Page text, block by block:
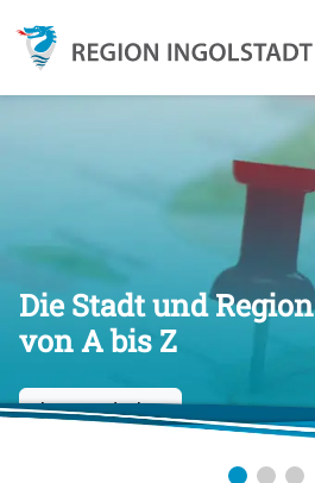
Die Stadt und Region
von A bis Z
Jetzt entdecken